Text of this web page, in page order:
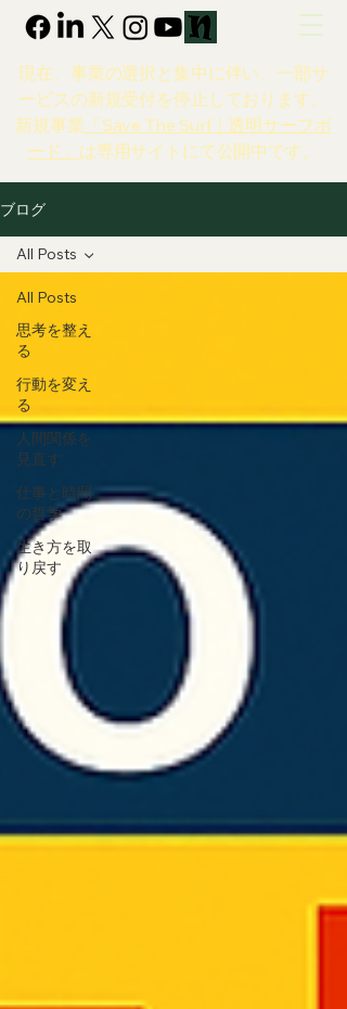
現在、事業の選択と集中に伴い、一部サ
ービスの新規受付を停止しております。
新規事業 「Save The Surf｜透明サーフボ
ード」 は専用サイトにて公開中です。
ブログ
All Posts
思考を整え
る
行動を変え
る
人間関係を
見直す
仕事と時間
の哲学
生き方を取
り戻す
All Posts